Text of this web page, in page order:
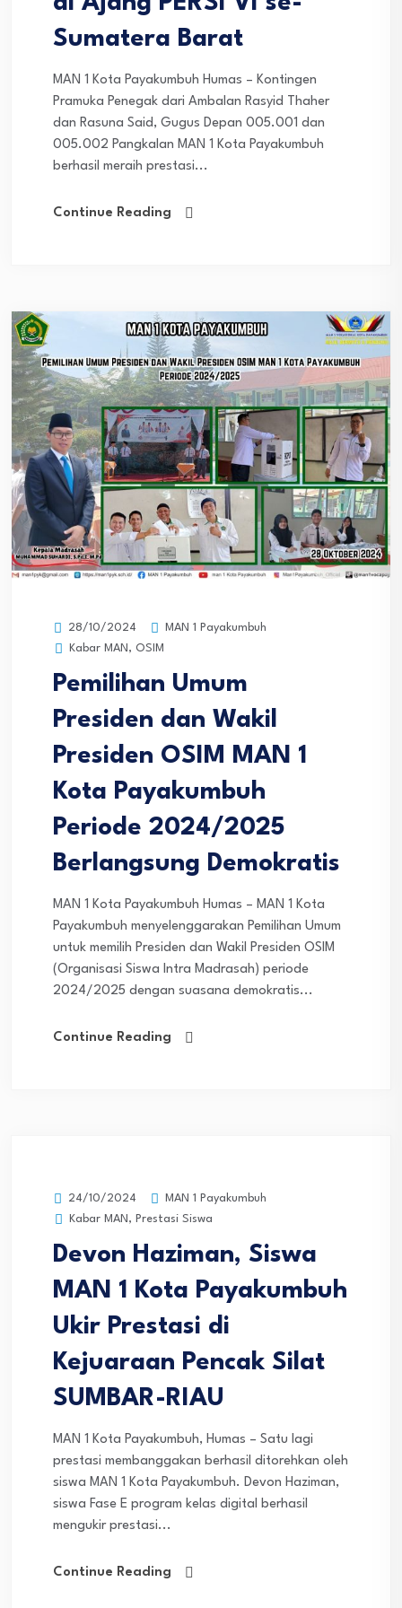
Sumatera Barat
MAN 1 Kota Payakumbuh Humas – Kontingen
Pramuka Penegak dari Ambalan Rasyid Thaher
dan Rasuna Said, Gugus Depan 005.001 dan
005.002 Pangkalan MAN 1 Kota Payakumbuh
berhasil meraih prestasi...
Continue Reading
28/10/2024
MAN 1 Payakumbuh
Kabar MAN , OSIM
Pemilihan Umum
Presiden dan Wakil
Presiden OSIM MAN 1
Kota Payakumbuh
Periode 2024/2025
Berlangsung Demokratis
MAN 1 Kota Payakumbuh Humas – MAN 1 Kota
Payakumbuh menyelenggarakan Pemilihan Umum
untuk memilih Presiden dan Wakil Presiden OSIM
(Organisasi Siswa Intra Madrasah) periode
2024/2025 dengan suasana demokratis...
Continue Reading
24/10/2024
MAN 1 Payakumbuh
Kabar MAN , Prestasi Siswa
Devon Haziman, Siswa
MAN 1 Kota Payakumbuh
Ukir Prestasi di
Kejuaraan Pencak Silat
SUMBAR-RIAU
MAN 1 Kota Payakumbuh, Humas – Satu lagi
prestasi membanggakan berhasil ditorehkan oleh
siswa MAN 1 Kota Payakumbuh. Devon Haziman,
siswa Fase E program kelas digital berhasil
mengukir prestasi...
Continue Reading